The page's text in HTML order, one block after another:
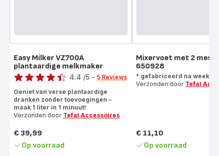
Easy Milker VZ700A
plantaardige melkmaker
Score
4.4 /5 - 5 Reviews
Geniet van verse plantaardige
dranken zonder toevoegingen –
maak 1 liter in 1 minuut!
Verzonden door Tefal Accessoires
Prijs
€ 39,99
Op voorraad
Mixervoet met 2
650928
* gefabriceerd na week 10
Verzonden door Tefal
Prijs
€ 11,10
Op voorraad